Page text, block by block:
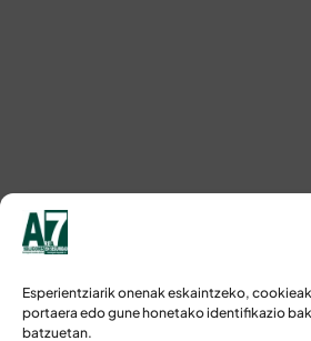
Esperientziarik onenak eskaintzeko,
portaera edo gune honetako identifikazio
batzuetan.